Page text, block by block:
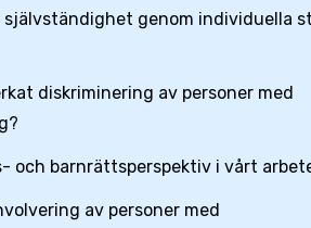
genom individuella
diskriminering av personer med
och barnrättsperspektiv i vårt
av personer med